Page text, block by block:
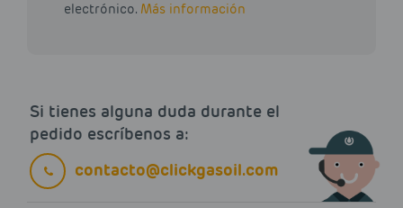
electrónico. Más información
Si tienes alguna duda durante el
pedido escríbenos a:
contacto@clickgasoil.com